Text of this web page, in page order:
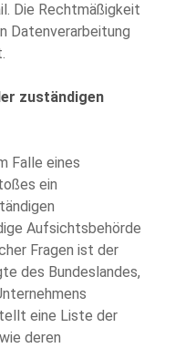
Die Rechtmäßigkeit
Datenverarbeitung
zuständigen
Falle eines
ein
Aufsichtsbehörde
Fragen ist der
des Bundeslandes,
eine Liste der
deren